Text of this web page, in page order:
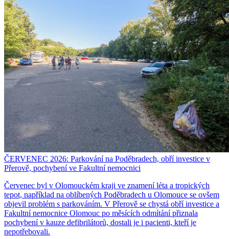
ČERVENEC 2026: Parkování na Poděbradech, obří investice v
Přerově, pochybení ve Fakultní nemocnici
Červenec byl v Olomouckém kraji ve znamení léta a tropických
tepot, například na oblíbených Poděbradech u Olomouce se ovšem
objevil problém s parkováním. V Přerově se chystá obří investice a
Fakultní nemocnice Olomouc po měsících odmítání přiznala
pochybení v kauze defibrilátorů, dostali je i pacienti, kteří je
nepotřebovali.